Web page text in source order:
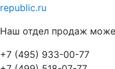
republic.ru
Наш отдел продаж
+7 (495) 933-00-77